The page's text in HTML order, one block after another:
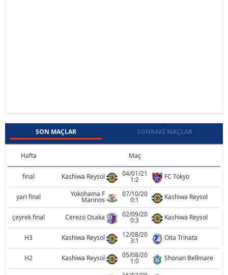
SON MAÇLAR SONRAKI MAÇLAR
Hafta Maç
final Kashiwa Reysol 04/01/21
1:2 FC Tokyo
yarı final Yokohama F
Marinos
07/10/20
0:1 Kashiwa Reysol
çeyrek final Cerezo Osaka 02/09/20
0:3 Kashiwa Reysol
H3 Kashiwa Reysol 12/08/20
3:1 Oita Trinata
H2 Kashiwa Reysol 05/08/20
1:0 Shonan Bellmare